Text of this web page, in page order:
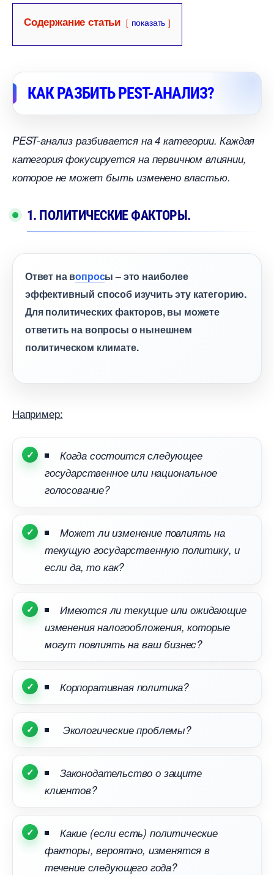
Содержание статьи показать
КАК РАЗБИТЬ PEST-АНАЛИЗ?
PEST-анализ разбивается на 4 категории. Каждая
категория фокусируется на первичном влиянии,
которое не может быть изменено властью.
1. ПОЛИТИЧЕСКИЕ ФАКТОРЫ.
Ответ наопросы – это наиболее
эффективный способ изучить эту категорию.
Для политических факторов, вы можете
ответить на вопросы о нынешнем
политическом климате.
Например:
Когда состоится следующее
осударственное или национальное
олосование?
Может ли изменение повлиять на
текущую государственную политику, и
если да, то как?
Имеются ли текущие или ожидающие
изменения налогообложения, которые
могут повлиять на ваш бизнес?
Корпоративная политика?
Экологические проблемы?
Законодательство о защите
клиентов?
Какие (если есть) политические
факторы, вероятно, изменятся
течение следующего года?